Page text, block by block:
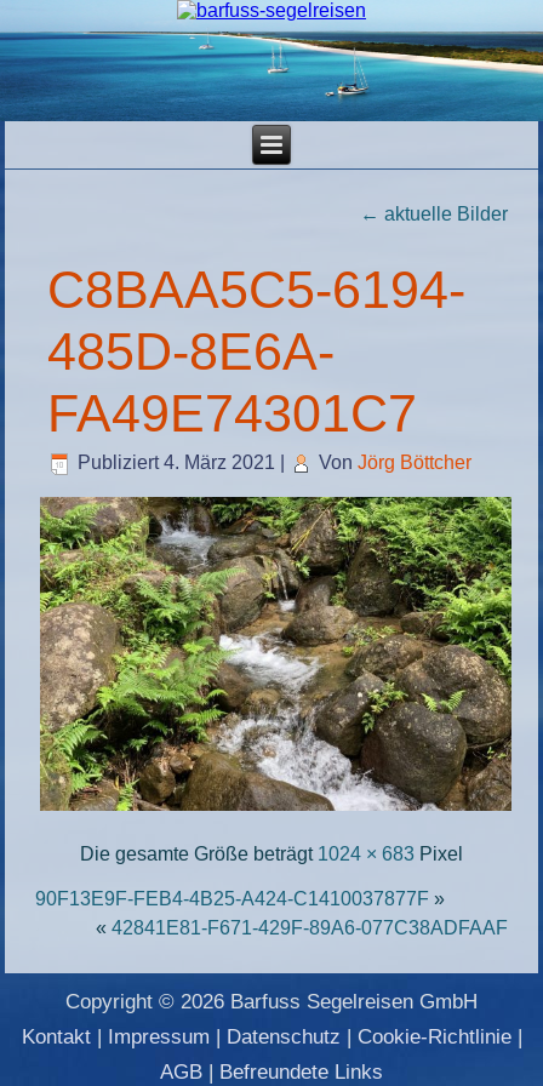
← aktuelle Bilder
C8BAA5C5-6194-
485D-8E6A-
FA49E74301C7
Publiziert 4. März 2021 Von Jörg Böttcher
Die gesamte Größe beträgt 1024 × 683 Pixel
90F13E9F-FEB4-4B25-A424-C1410037877F »
« 42841E81-F671-429F-89A6-077C38ADFAAF
Copyright © 2026 Barfuss Segelreisen GmbH
Kontakt| Impressum | Datenschutz | Cookie-Richtlinie|
AGB | Befreundete Links